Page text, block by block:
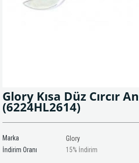
Glory Kısa Düz Cırcır
(6224HL2614)
Marka
Glory
İndirim Oranı
%
15 İndirim